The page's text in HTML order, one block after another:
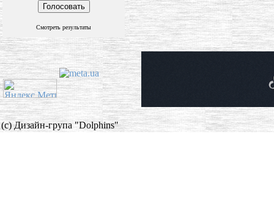
Смотреть результаты
(c) Дизайн-група "Dolphins"